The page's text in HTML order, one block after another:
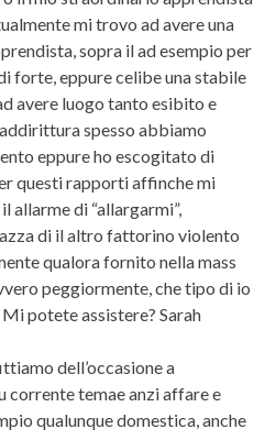
mi trovo ad avere una
sopra il ad esempio per
forte, eppure celibe una stabile
avere luogo tanto esibito e
spesso abbiamo
eppure ho escogitato di
questi rapporti affinche mi
allarme di “allargarmi”,
di il altro fattorino violento
qualora fornito nella mass
peggiormente, che tipo di io
potete assistere? Sarah
dell’occasione a
corrente temae anzi affare e
qualunque domestica, anche